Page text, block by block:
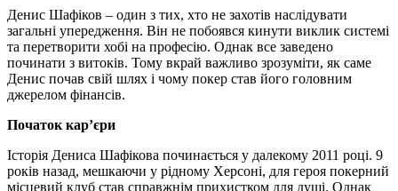
Денис Шафіков – один з тих, хто не захотів наслідувати
загальні упередження. Він не побоявся кинути виклик системі
та перетворити хобі на професію. Однак все заведено
починати з витоків. Тому вкрай важливо зрозуміти, як саме
Денис почав свій шлях і чому покер став його головним
джерелом фінансів.
Початок кар’єри
Історія Дениса Шафікова починається у далекому 2011 році. 9
років назад, мешкаючи у рідному Херсоні, для героя покерний
місцевий клуб став справжнім прихистком для душі. Однак